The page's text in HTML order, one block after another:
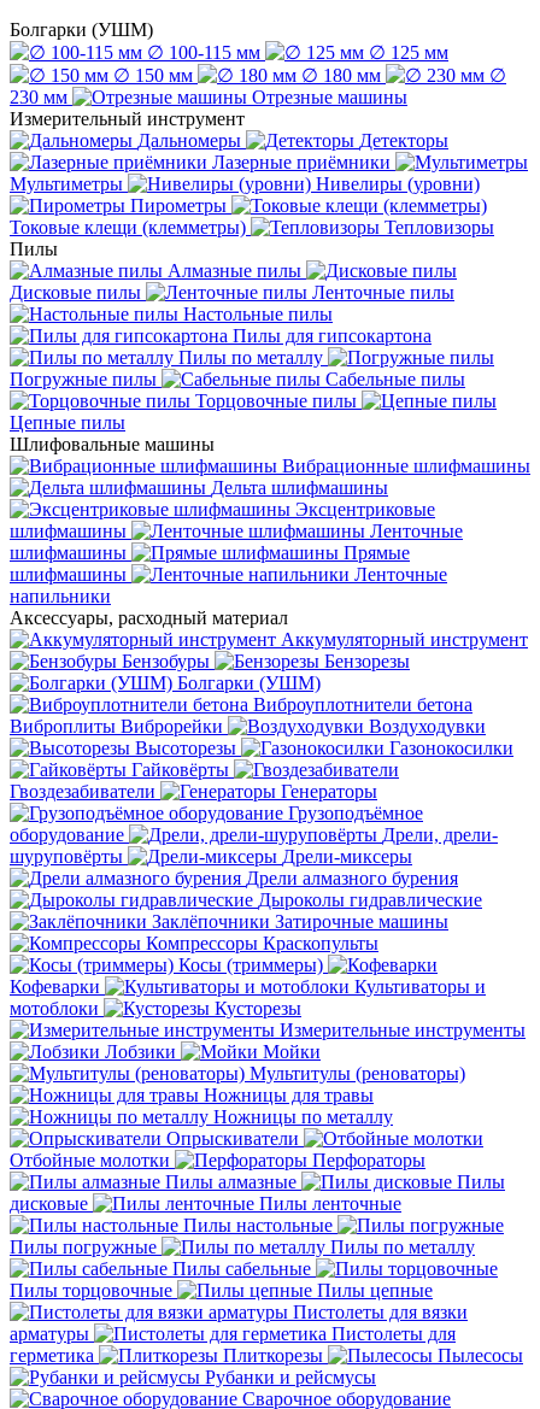
Болгарки (УШМ)
∅ 100-115 мм
∅ 125 мм
∅ 150 мм
∅ 180 мм
∅
230 мм
Отрезные машины
Измерительный инструмент
Дальномеры
Детекторы
Лазерные приёмники
Мультиметры
Нивелиры (уровни)
Пирометры
Токовые клещи (клемметры)
Тепловизоры
Пилы
Алмазные пилы
Дисковые пилы
Ленточные пилы
Настольные пилы
Пилы для гипсокартона
Пилы по металлу
Погружные пилы
Сабельные пилы
Торцовочные пилы
Цепные пилы
Шлифовальные машины
Вибрационные шлифмашины
Дельта шлифмашины
Эксцентриковые
шлифмашины
Ленточные
шлифмашины
Прямые
шлифмашины
Ленточные
напильники
Аксессуары, расходный материал
Аккумуляторный инструмент
Бензобуры
Бензорезы
Болгарки (УШМ)
Виброуплотнители бетона
Виброплиты Виброрейки
Воздуходувки
Высоторезы
Газонокосилки
Гайковёрты
Гвоздезабиватели
Генераторы
Грузоподъёмное
оборудование
Дрели, дрели-
шуруповёрты
Дрели-миксеры
Дрели алмазного бурения
Дыроколы гидравлические
Заклёпочники Затирочные машины
Компрессоры Краскопульты
Косы (триммеры)
Кофеварки
Культиваторы и
мотоблоки
Кусторезы
Измерительные инструменты
Лобзики
Мойки
Мультитулы (реноваторы)
Ножницы для травы
Ножницы по металлу
Опрыскиватели
Отбойные молотки
Перфораторы
Пилы алмазные
Пилы
дисковые
Пилы ленточные
Пилы настольные
Пилы погружные
Пилы по металлу
Пилы сабельные
Пилы торцовочные
Пилы цепные
Пистолеты для вязки
арматуры
Пистолеты для
герметика
Плиткорезы
Пылесосы
Рубанки и рейсмусы
Сварочное оборудование